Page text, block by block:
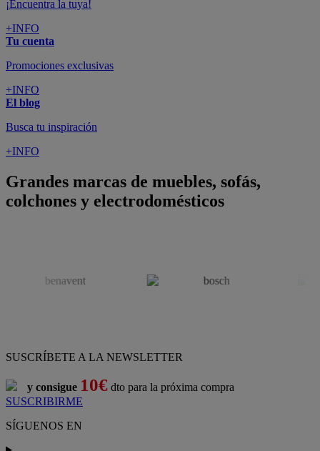
¡Encuentra la tuya!
+INFO
Tu cuenta
Promociones exclusivas
+INFO
El blog
Busca tu inspiración
+INFO
Grandes marcas de muebles, sofás,
colchones y electrodomésticos
SUSCRÍBETE A LA NEWSLETTER
y consigue 10€ dto para la próxima compra
SUSCRIBIRME
SÍGUENOS EN